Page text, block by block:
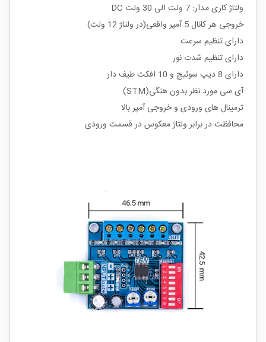
ولتاژ کاری مدار: 7 ولت الی 30 ولت DC
خروجی هر کانال 5 آمپر واقعی(در ولتاژ 12 ولت)
دارای تنظیم سرعت
دارای تنظیم شدت نور
دارای 8 دیپ سوئیچ و 10 افکت طیف دار
آی سی مورد نظر بدون هنگی(STM)
ترمینال های ورودی و خروجی آمپر بالا
محافظت در برابر ولتاژ معکوس در قسمت ورودی